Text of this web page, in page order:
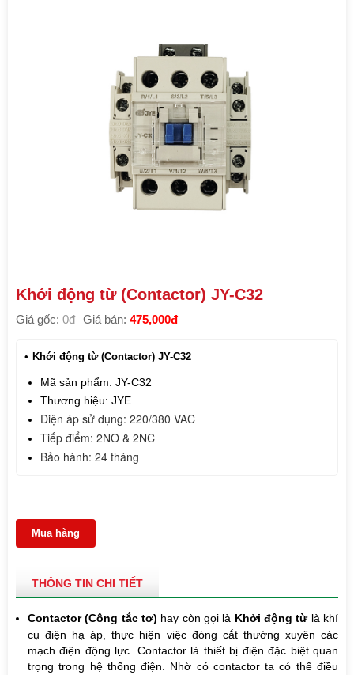
Khới động từ (Contactor) JY-C32
Giá gốc: 0đ Giá bán: 475,000đ
Khới động từ (Contactor) JY-C32
Mã sản phẩm: JY-C32
Thương hiệu: JYE
Điện áp sử dụng: 220/380 VAC
Tiếp điểm: 2NO & 2NC
Bảo hành: 24 tháng
Mua hàng
THÔNG TIN CHI TIẾT
Contactor (Công tắc tơ) hay còn gọi là Khởi động từlà khí
cụ điện hạ áp, thực hiện việc đóng cắt thường xuyên các
mạch điện động lực. Contactor là thiết bị điện đặc biệt quan
trọng trong hệ thống điện. Nhờ có contactor ta có thể điều